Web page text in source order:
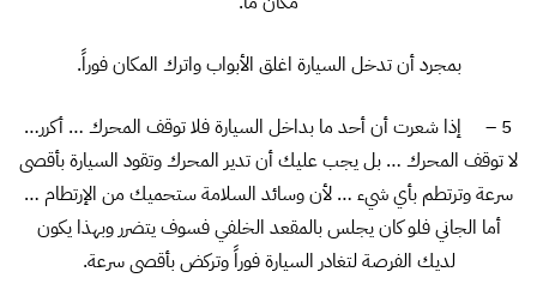
بمجرد أن تدخل السيارة اغلق الأبواب واترك المكان فوراً.
5 – إذا شعرت أن أحد ما بداخل السيارة فلا توقف المحرك … أكرر…
لا توقف المحرك … بل يجب عليك أن تدير المحرك وتقود السيارة بأقصى
سرعة وترتطم بأي شيء … لأن وسائد السلامة ستحميك من الإرتطام …
أما الجاني فلو كان يجلس بالمقعد الخلفي فسوف يتضرر وبهذا يكون
لديك الفرصة لتغادر السيارة فوراً وتركض بأقصى سرعة.